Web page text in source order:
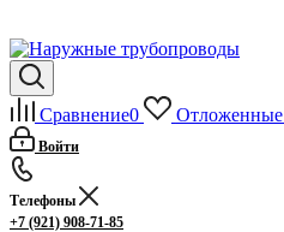
Сравнение0 Отложенные
Войти
Телефоны
+7 (921) 908-71-85